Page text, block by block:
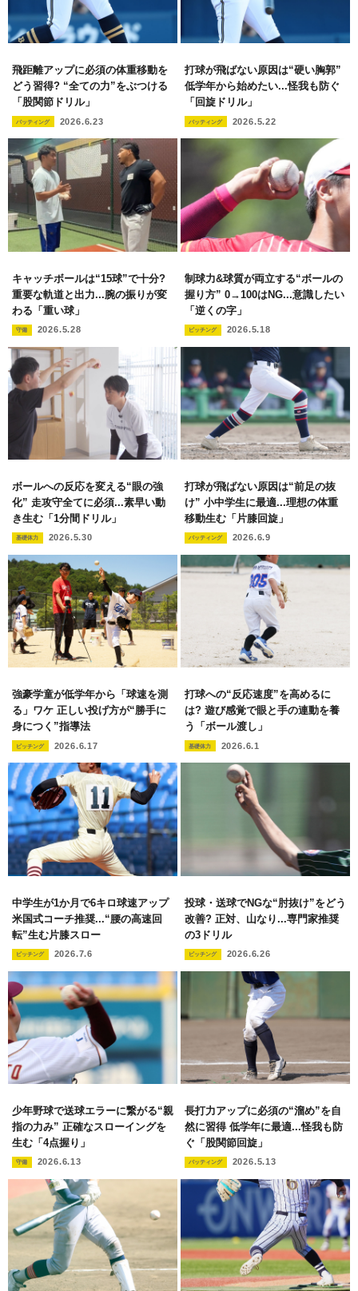
飛距離アップに必須の体重移動を
どう習得? “全ての力”をぶつける
「股関節ドリル」
バッティング 2026.6.23
打球が飛ばない原因は“硬い胸郭”
低学年から始めたい...怪我も防ぐ
「回旋ドリル」
バッティング 2026.5.22
キャッチボールは“15球”で十分?
重要な軌道と出力...腕の振りが変
わる「重い球」
守備 2026.5.28
制球力&球質が両立する“ボールの
握り方” 0→100はNG...意識したい
「逆くの字」
ピッチング 2026.5.18
ボールへの反応を変える“眼の強
化” 走攻守全てに必須...素早い動
き生む「1分間ドリル」
基礎体力 2026.5.30
打球が飛ばない原因は“前足の抜
け” 小中学生に最適...理想の体重
移動生む「片膝回旋」
バッティング 2026.6.9
強豪学童が低学年から「球速を測
る」ワケ 正しい投げ方が“勝手に
身につく”指導法
ピッチング 2026.6.17
打球への“反応速度”を高めるに
は? 遊び感覚で眼と手の連動を養
う「ボール渡し」
基礎体力 2026.6.1
中学生が1か月で6キロ球速アップ
米国式コーチ推奨...“腰の高速回
転”生む片膝スロー
ピッチング 2026.7.6
投球・送球でNGな“肘抜け”をどう
改善? 正対、山なり...専門家推奨
の3ドリル
ピッチング 2026.6.26
少年野球で送球エラーに繋がる“親
指の力み” 正確なスローイングを
生む「4点握り」
守備 2026.6.13
長打力アップに必須の“溜め”を自
然に習得 低学年に最適...怪我も防
ぐ「股関節回旋」
バッティング 2026.5.13